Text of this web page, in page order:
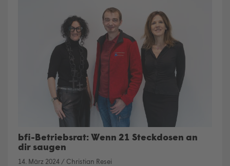
bfi-Betriebsrat: Wenn 21 Steckdosen an
dir saugen
14. März 2024 / Christian Resei